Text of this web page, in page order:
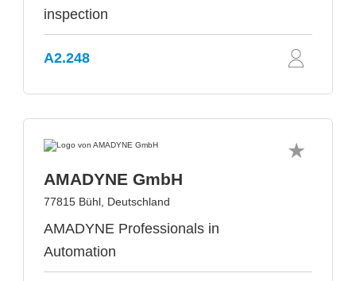
inspection
A2.248
AMADYNE GmbH
77815 Bühl, Deutschland
AMADYNE Professionals in
Automation